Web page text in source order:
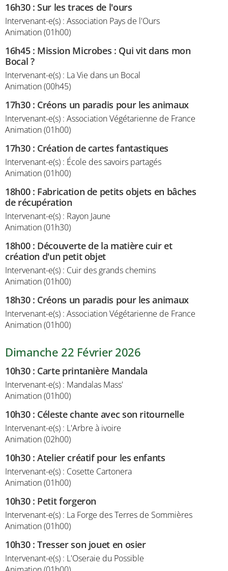
16h30:Sur les traces de l'ours
Intervenant-e(s) : Association Pays de l'Ours
Animation (01h00)
16h45: Mission Microbes : Qui vit dans mon
Bocal ?
Intervenant-e(s) : La Vie dans un Bocal
Animation (00h45)
17h30: Créons un paradis pour les animaux
Intervenant-e(s) : Association Végétarienne de France
Animation (01h00)
17h30: Création de cartes fantastiques
Intervenant-e(s) : École des savoirs partagés
Animation (01h00)
18h00: Fabrication de petits objets en bâches
de récupération
Intervenant-e(s) : Rayon Jaune
Animation (01h30)
18h00: Découverte de la matière cuir et
création d'un petit objet
Intervenant-e(s) : Cuir des grands chemins
Animation (01h00)
18h30: Créons un paradis pour les animaux
Intervenant-e(s) : Association Végétarienne de France
Animation (01h00)
Dimanche 22 Février 2026
10h30: Carte printanière Mandala
Intervenant-e(s) : Mandalas Mass'
Animation (01h00)
10h30: Céleste chante avec son ritournelle
Intervenant-e(s) : L'Arbre à ivoire
Animation (02h00)
10h30:Atelier créatif pour les enfants
Intervenant-e(s) : Cosette Cartonera
Animation (01h00)
10h30: Petit forgeron
Intervenant-e(s) : La Forge des Terres de Sommières
Animation (01h00)
10h30:Tresser son jouet en osier
Intervenant-e(s) : L'Oseraie du Possible